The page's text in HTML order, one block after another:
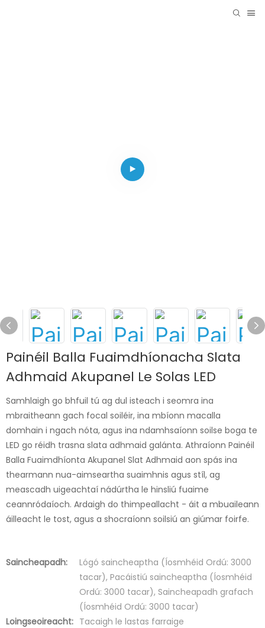
Painéil Balla Fuaimdhíonacha Slata
Adhmaid Akupanel Le Solas LED
Samhlaigh go bhfuil tú ag dul isteach i seomra ina
mbraitheann gach focal soiléir, ina mbíonn macalla
domhain i ngach nóta, agus ina ndamhsaíonn soilse boga te
LED go réidh trasna slata adhmaid galánta. Athraíonn Painéil
Balla Fuaimdhíonta Akupanel Slat Adhmaid aon spás ina
thearmann nua-aimseartha suaimhnis agus stíl, ag
meascadh uigeachtaí nádúrtha le hinsliú fuaime
ceannródaíoch. Ardaigh do thimpeallacht - áit a mbuaileann
áilleacht le tost, agus a shocraíonn soilsiú an giúmar foirfe.
Saincheapadh:
Lógó saincheaptha (Íosmhéid Ordú: 3000
tacar), Pacáistiú saincheaptha (Íosmhéid
Ordú: 3000 tacar), Saincheapadh grafach
(Íosmhéid Ordú: 3000 tacar)
Loingseoireacht: Tacaigh le lastas farraige